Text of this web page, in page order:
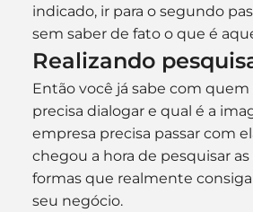
indicado, ir para o segundo
sem saber de fato o que é
Realizando
Então você já sabe com quem
precisa dialogar e qual é a
empresa precisa passar com
chegou a hora de pesquisar
formas que realmente
seu negócio.